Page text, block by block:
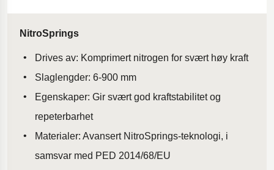
NitroSprings
Drives av: Komprimert nitrogen for svært høy kraft
Slaglengder: 6-900 mm
Egenskaper: Gir svært god kraftstabilitet og
repeterbarhet
Materialer: Avansert NitroSprings-teknologi, i
samsvar med PED 2014/68/EU